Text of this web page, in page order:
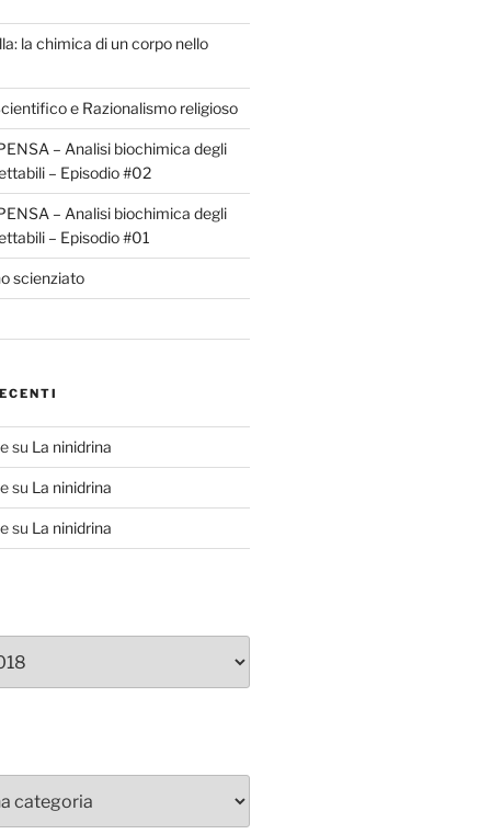
la chimica di un corpo nello
e Razionalismo religioso
– Analisi biochimica degli
– Episodio #02
– Analisi biochimica degli
– Episodio #01
scienziato
su La ninidrina
su La ninidrina
su La ninidrina